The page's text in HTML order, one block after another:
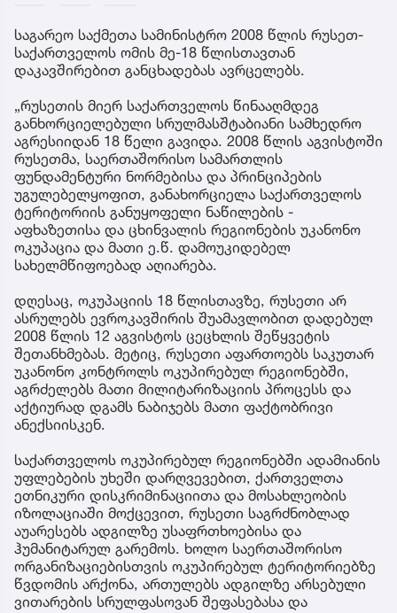
საგარეო საქმეთა სამინისტრო 2008 წლის რუსეთ-
საქართველოს ომის მე-18 წლისთავთან
დაკავშირებით განცხადებას ავრცელებს.
„რუსეთის მიერ საქართველოს წინააღმდეგ
განხორციელებული სრულმასშტაბიანი სამხედრო
აგრესიიდან 18 წელი გავიდა. 2008 წლის აგვისტოში
რუსეთმა, საერთაშორისო სამართლის
ფუნდამენტური ნორმებისა და პრინციპების
უგულებელყოფით, განახორციელა საქართველოს
ტერიტორიის განუყოფელი ნაწილების -
აფხაზეთისა და ცხინვალის რეგიონების უკანონო
ოკუპაცია და მათი ე.წ. დამოუკიდებელ
სახელმწიფოებად აღიარება.
დღესაც, ოკუპაციის 18 წლისთავზე, რუსეთი არ
ასრულებს ევროკავშირის შუამავლობით დადებულ
2008 წლის 12 აგვისტოს ცეცხლის შეწყვეტის
შეთანხმებას. მეტიც, რუსეთი აფართოებს საკუთარ
უკანონო კონტროლს ოკუპირებულ რეგიონებში,
აგრძელებს მათი მილიტარიზაციის პროცესს და
აქტიურად დგამს ნაბიჯებს მათი ფაქტობრივი
ანექსიისკენ.
საქართველოს ოკუპირებულ რეგიონებში ადამიანის
უფლებების უხეში დარღვევებით, ქართველთა
ეთნიკური დისკრიმინაციითა და მოსახლეობის
იზოლაციაში მოქცევით, რუსეთი საგრძნობლად
აუარესებს ადგილზე უსაფრთხოებისა და
ჰუმანიტარულ გარემოს. ხოლო საერთაშორისო
ორგანიზაციებისთვის ოკუპირებულ ტერიტორიებზე
წვდომის არქონა, ართულებს ადგილზე არსებული
ვითარების სრულფასოვან შეფასებასა და